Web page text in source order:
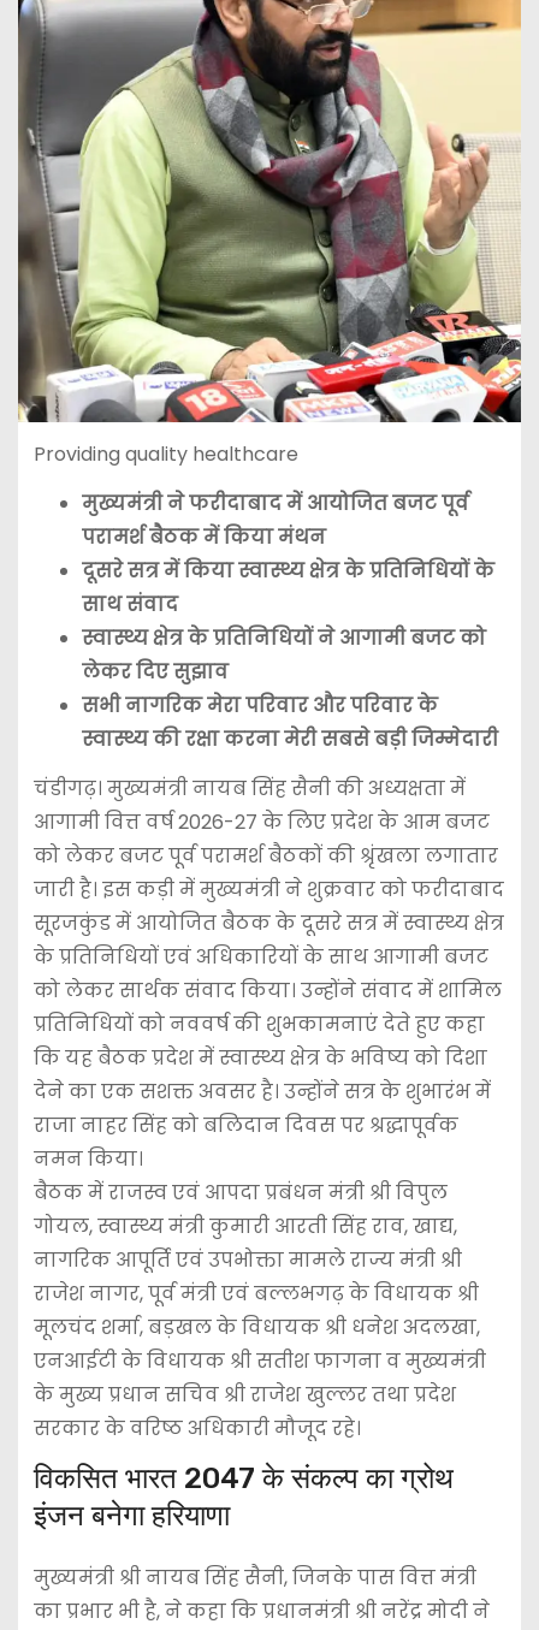
Providing quality healthcare
मुख्यमंत्री ने फरीदाबाद में आयोजित बजट पूर्व
परामर्श बैठक में किया मंथन
दूसरे सत्र में किया स्वास्थ्य क्षेत्र के प्रतिनिधियों के
साथ संवाद
स्वास्थ्य क्षेत्र के प्रतिनिधियों ने आगामी बजट को
लेकर दिए सुझाव
सभी नागरिक मेरा परिवार और परिवार के
स्वास्थ्य की रक्षा करना मेरी सबसे बड़ी जिम्मेदारी
चंडीगढ़। मुख्यमंत्री नायब सिंह सैनी की अध्यक्षता में
आगामी वित्त वर्ष 2026-27 के लिए प्रदेश के आम बजट
को लेकर बजट पूर्व परामर्श बैठकों की श्रृंखला लगातार
जारी है। इस कड़ी में मुख्यमंत्री ने शुक्रवार को फरीदाबाद
सूरजकुंड में आयोजित बैठक के दूसरे सत्र में स्वास्थ्य क्षेत्र
के प्रतिनिधियों एवं अधिकारियों के साथ आगामी बजट
को लेकर सार्थक संवाद किया। उन्होंने संवाद में शामिल
प्रतिनिधियों को नववर्ष की शुभकामनाएं देते हुए कहा
कि यह बैठक प्रदेश में स्वास्थ्य क्षेत्र के भविष्य को दिशा
देने का एक सशक्त अवसर है। उन्होंने सत्र के शुभारंभ में
राजा नाहर सिंह को बलिदान दिवस पर श्रद्धापूर्वक
नमन किया।
बैठक में राजस्व एवं आपदा प्रबंधन मंत्री श्री विपुल
गोयल, स्वास्थ्य मंत्री कुमारी आरती सिंह राव, खाद्य,
नागरिक आपूर्ति एवं उपभोक्ता मामले राज्य मंत्री श्री
राजेश नागर, पूर्व मंत्री एवं बल्लभगढ़ के विधायक श्री
मूलचंद शर्मा, बड़खल के विधायक श्री धनेश अदलखा,
एनआईटी के विधायक श्री सतीश फागना व मुख्यमंत्री
के मुख्य प्रधान सचिव श्री राजेश खुल्लर तथा प्रदेश
सरकार के वरिष्ठ अधिकारी मौजूद रहे।
विकसित भारत 2047 के संकल्प का ग्रोथ
इंजन बनेगा हरियाणा
मुख्यमंत्री श्री नायब सिंह सैनी, जिनके पास वित्त मंत्री
का प्रभार भी है, ने कहा कि प्रधानमंत्री श्री नरेंद्र मोदी ने